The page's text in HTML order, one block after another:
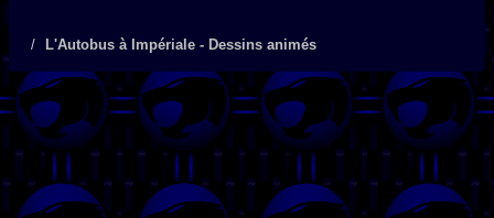
L'Autobus à Impériale - Dessins animés